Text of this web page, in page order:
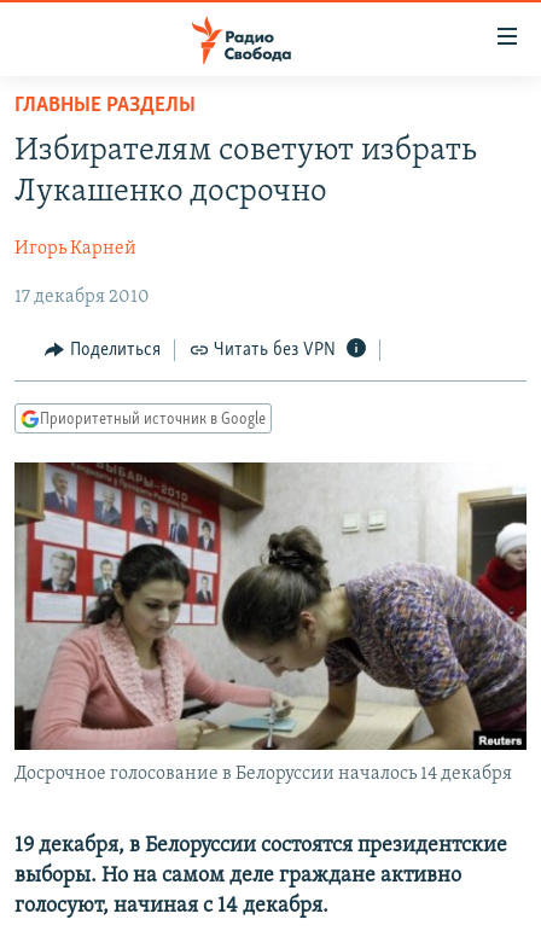
упрощенного
доступа
Вернуться
основному
Вернутся
главной
навигации
Вернутся
поиску
ПРОГРАММЫ
ПОДКАСТЫ
АВТОРСКИЕ ПРОЕКТЫ
ЦИТАТЫ СВОБОДЫ
МНЕНИЯ
КУЛЬТУРА
IDEL.РЕАЛИИ
КАВКАЗ.РЕАЛИИ
СЕВЕР.РЕАЛИИ
СИБИРЬ.РЕАЛИИ
РАСПИСАНИЕ ВЕЩАНИЯ
ПОДПИШИТЕСЬ НА РАССЫЛКУ
СОЦИАЛЬНЫЕ СЕТИ
Все сайты РСЕ/РС
ГЛАВНЫЕ РАЗДЕЛЫ
Избирателям советуют избрать
Лукашенко досрочно
Игорь Карней
17 декабря 2010
Поделиться Читать без VPN
Приоритетный источник в Google
Досрочное голосование в Белоруссии началось 14 декабря
19 декабря, в Белоруссии состоятся президентские
выборы. Но на самом деле граждане активно
голосуют, начиная с 14 декабря.